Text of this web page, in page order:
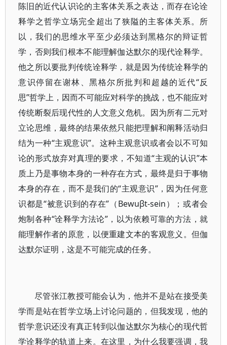
陈旧的近代认识论的主客体关系之表达，而存在论诠
释学之哲学立场完全超出了狭隘的主客体关系。所
以，我们的思维水平至少必须达到黑格尔的辩证哲
学，否则我们根本不能理解伽达默尔的现代诠释学。
他之所以要批判传统诠释学，就是因为传统诠释学的
意识停留在谢林、黑格尔所批判和超越的近代“反
思”哲学上，因而不可能应对科学的挑战，也不能应对
传统断裂后现代性的人文意义危机。因为所有二元对
立论思维，最终的结果依然只能把理解和阐释活动归
结为一种“主观意识”。这种主观意识或者会以不可知
论的形式放弃对真理的要求，不知道“主观的认识”本
质上乃是事物本身的一种存在方式，最终是归于事物
本身的存在，而不是我们的“主观意识”，因为任何意
识都是“被意识到的存在”（Bewuβt-sein）；或者会
炮制各种“诠释学方法论”，以为依赖可靠的方法，就
能理解作者的原意，以便重建文本的客观意义。但伽
达默尔证明，这是不可能完成的任务。
尽管张江教授可能会认为，他并不是站在接受美
学而是站在哲学立场上讨论问题的，但我发现，他的
哲学意识还没有真正转到以伽达默尔为核心的现代哲
学诠释学的轨道上来。在这里，为什么我要强调，我